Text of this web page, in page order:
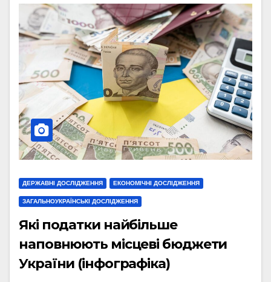
ДЕРЖАВНІ ДОСЛІДЖЕННЯ ЕКОНОМІЧНІ ДОСЛІДЖЕННЯ
ЗАГАЛЬНОУКРАЇНСЬКІ ДОСЛІДЖЕННЯ
Які податки найбільше
наповнюють місцеві бюджети
України (інфографіка)